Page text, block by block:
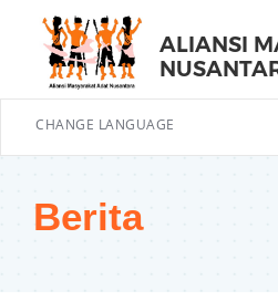
ALIANSI
CHANGE LANGUAGE
Berita